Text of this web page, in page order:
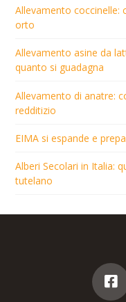
Allevamento coccinelle:
orto
Allevamento asine da
quanto si guadagna
Allevamento di anatre:
redditizio
EIMA si espande e
Alberi Secolari in Italia:
tutelano